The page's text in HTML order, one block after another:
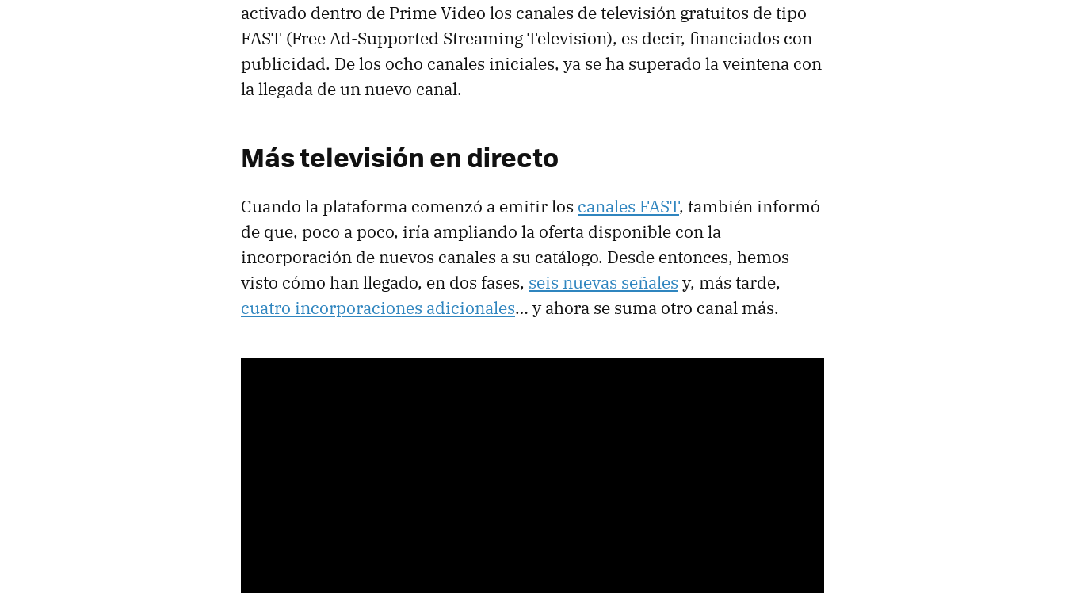
activado dentro de Prime Video los canales de televisión gratuitos de tipo
FAST (Free Ad-Supported Streaming Television), es decir, financiados con
publicidad. De los ocho canales iniciales, ya se ha superado la veintena con
la llegada de un nuevo canal.
Más televisión en directo
Cuando la plataforma comenzó a emitir los canales FAST, también informó
de que, poco a poco, iría ampliando la oferta disponible con la
incorporación de nuevos canales a su catálogo. Desde entonces, hemos
visto cómo han llegado, en dos fases, seis nuevas señales y, más tarde,
cuatro incorporaciones adicionales… y ahora se suma otro canal más.